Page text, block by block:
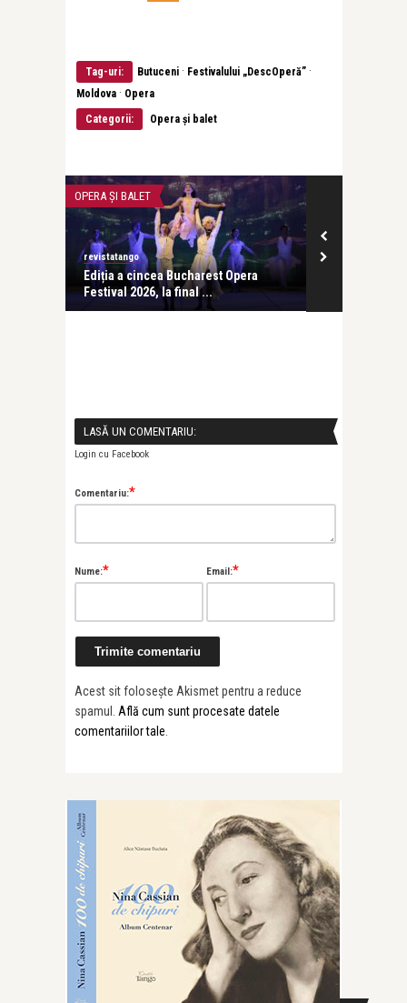
Tag-uri: Butuceni · Festivalului „DescOperă” ·
Moldova · Opera
Categorii:
Opera și balet
OPERA ȘI BALET
revistatango
Ediția a cincea Bucharest Opera
Festival 2026, la final ...
LASĂ UN COMENTARIU:
Login cu Facebook
Comentariu:*
Nume:* Email:*
Acest sit folosește Akismet pentru a reduce
spamul. Află cum sunt procesate datele
comentariilor tale